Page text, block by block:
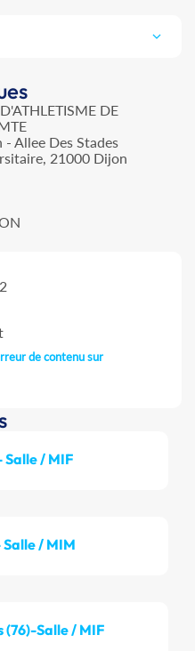
DE
Allee Des Stades
21000 Dijon
de contenu sur
Salle / MIF
/ MIM
(76)-Salle / MIF